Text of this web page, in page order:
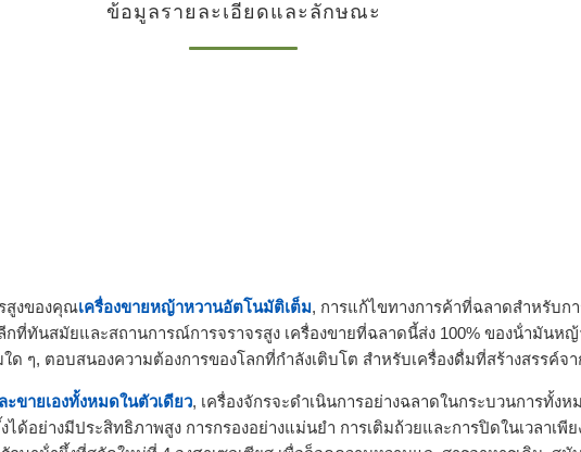
ข้อมูลรายละเอียดและลักษณะ
สูงของคุณเครื่องขายหญ้าหวานอัตโนมัติเต็ม, การแก้ไขทางการค้าที่ฉลาดสําหรับ
ที่ทันสมัยและสถานการณ์การจราจรสูง เครื่องขายที่ฉลาดนี้ส่ง 100% ของน้ํามันห
ด ๆ, ตอบสนองความต้องการของโลกที่กําลังเติบโต สําหรับเครื่องดื่มที่สร้างสรรค์
ขายเองทั้งหมดในตัวเดียว, เครื่องจักรจะดําเนินการอย่างฉลาดในกระบวนการทั้งห
ด้อย่างมีประสิทธิภาพสูง การกรองอย่างแม่นยํา การเติมถ้วยและการปิดในเวลาเพี